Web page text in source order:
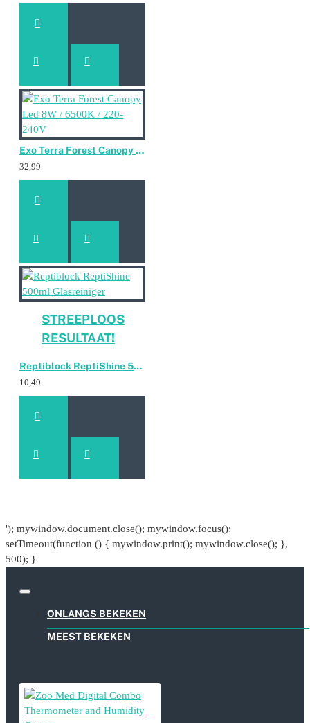
Exo Terra Forest Canopy Led 8W / 6500K / 220-240V
32,99
STREEPLOOS
RESULTAAT!
Reptiblock ReptiShine 500ml Glasreiniger
10,49
'); mywindow.document.close(); mywindow.focus();
setTimeout(function () { mywindow.print(); mywindow.close(); },
500); }
ONLANGS BEKEKEN
MEEST BEKEKEN